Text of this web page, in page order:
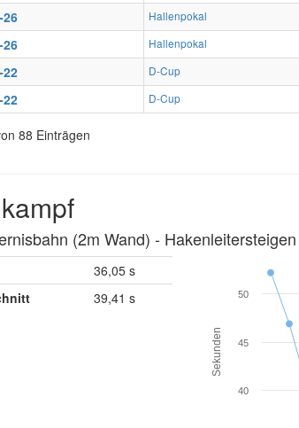
26
Hallenpokal
26
Hallenpokal
22
D-Cup
22
D-Cup
88 Einträgen
(2m Wand) ‐
36,05 s
39,41 s
Sekunden
40
45
50